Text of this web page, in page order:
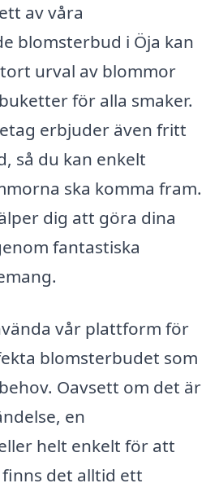
av våra
blomsterbud i Öja kan
urval av blommor
för alla smaker.
erbjuder även fritt
så du kan enkelt
ska komma fram.
dig att göra dina
fantastiska
vår plattform för
blomsterbudet som
Oavsett om det är
en
helt enkelt för att
det alltid ett